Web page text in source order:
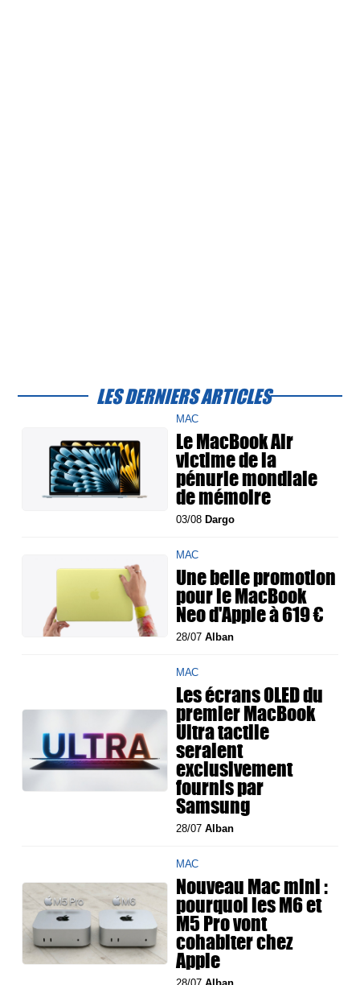
LES DERNIERS ARTICLES
MAC
Le MacBook Air
victime de la
pénurie mondiale
de mémoire
03/08 Dargo
MAC
Une belle promotion
pour le MacBook
Neo d'Apple à 619 €
28/07Alban
MAC
Les écrans OLED du
premier MacBook
Ultra tactile
seraient
exclusivement
fournis par
Samsung
28/07Alban
MAC
Nouveau Mac mini :
pourquoi les M6 et
M5 Pro vont
cohabiter chez
Apple